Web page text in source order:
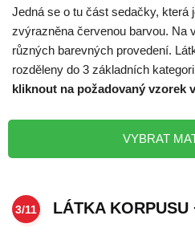
Jedná se o tu část sedačky, která
zvýrazněna červenou barvou. Na
různých barevných provedení.
rozděleny do 3 základních
kliknout na požadovaný vzorek
VYBRAT
3/11 LÁTKA KORPUSU